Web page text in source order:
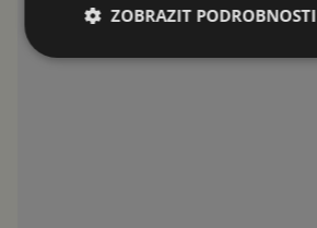
ZOBRAZIT PODROBNOSTI